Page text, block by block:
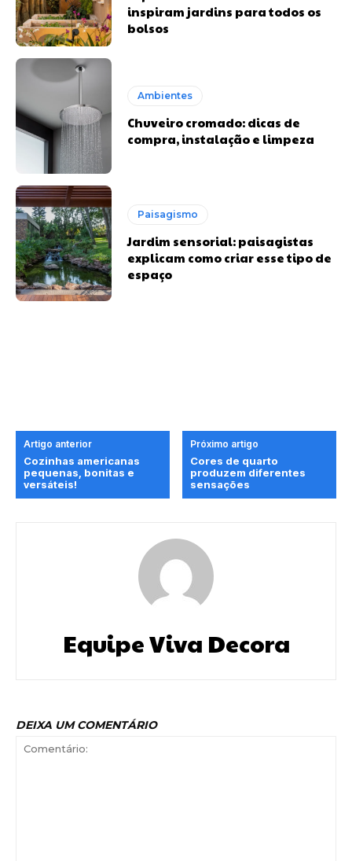
inspiram jardins para todos os
bolsos
Ambientes
Chuveiro cromado: dicas de
compra, instalação e limpeza
Paisagismo
Jardim sensorial: paisagistas
explicam como criar esse tipo de
espaço
Artigo anterior
Cozinhas americanas
pequenas, bonitas e
versáteis!
Próximo artigo
Cores de quarto
produzem diferentes
sensações
Equipe Viva Decora
DEIXA UM COMENTÁRIO